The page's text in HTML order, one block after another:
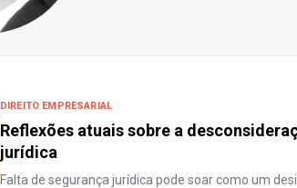
DIREITO EMPRESARIAL
Reflexões atuais sobre a
jurídica
Falta de segurança jurídica pode soar como um